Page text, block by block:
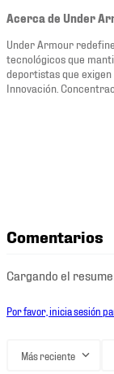
Acerca de Under
Under Armour
tecnológicos que
deportistas que exigen
Innovación.
Comentarios
Cargando el
Por favor, inicia sesión
Más reciente